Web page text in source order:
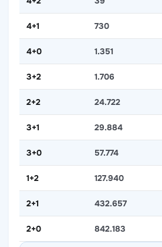
4+1 730
4+0 1.351
3+2 1.706
2+2 24.722
3+1 29.884
3+0 57.774
1+2 127.940
2+1 432.657
2+0 842.183